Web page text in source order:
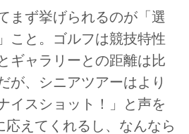
まず挙げられるのが「選
こと。ゴルフは競技特性
ギャラリーとの距離は比
が、シニアツアーはより
イスショット！」と声を
応えてくれるし、なんなら